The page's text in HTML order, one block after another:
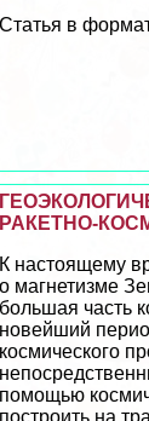
Статья в
РАКЕТНО-
К настоящему
о магнетизме
большая часть
новейший
космического
помощью
построить на